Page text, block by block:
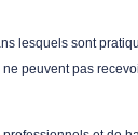
lesquels sont
peuvent pas